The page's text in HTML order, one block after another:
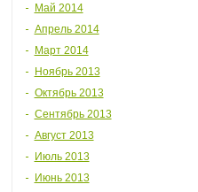
Май 2014
Апрель 2014
Март 2014
Ноябрь 2013
Октябрь 2013
Сентябрь 2013
Август 2013
Июль 2013
Июнь 2013